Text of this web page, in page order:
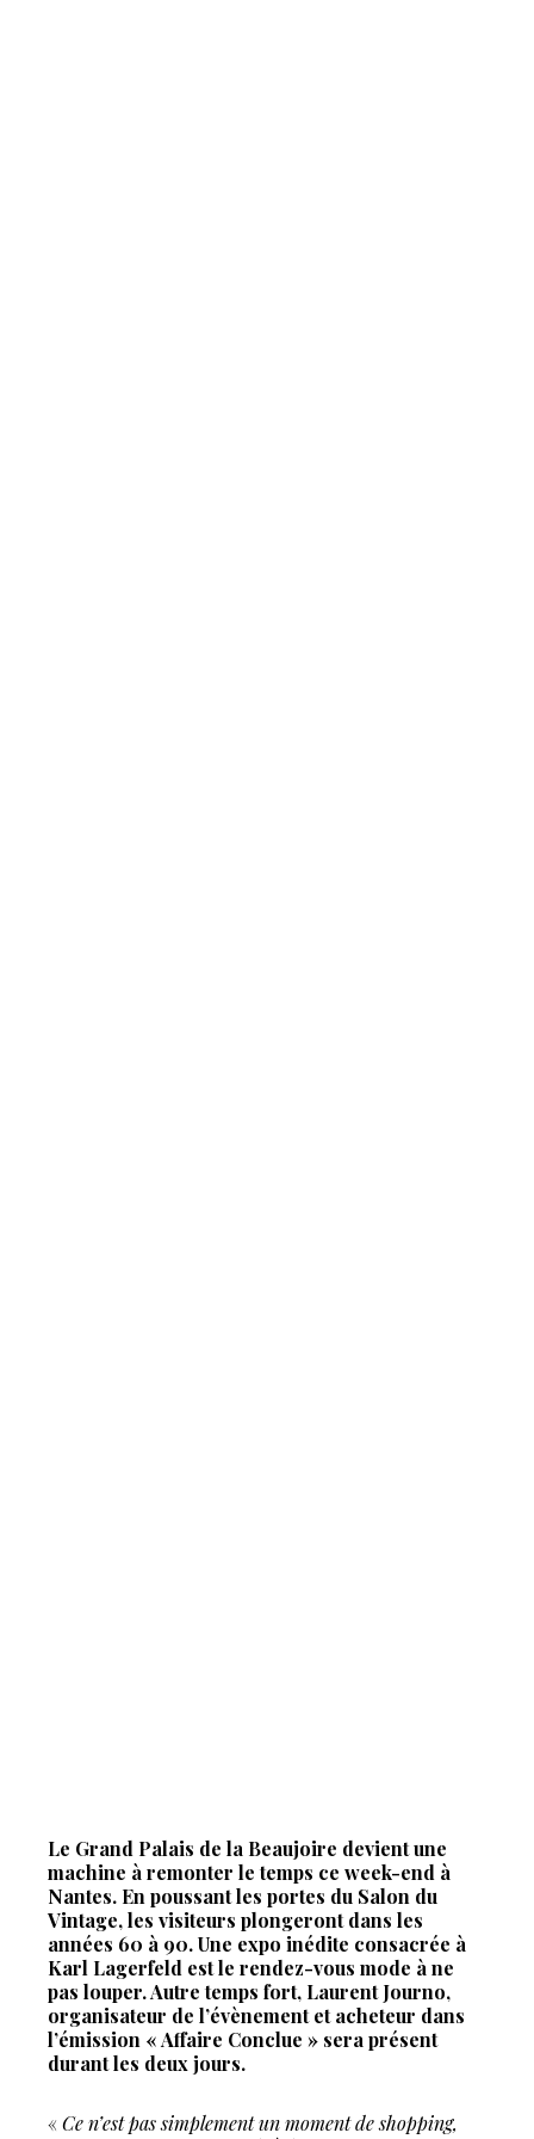
Le Grand Palais de la Beaujoire devient une
machine à remonter le temps ce week-end à
Nantes. En poussant les portes du Salon du
Vintage, les visiteurs plongeront dans les
années 60 à 90. Une expo inédite consacrée à
Karl Lagerfeld est le rendez-vous mode à ne
pas louper. Autre temps fort, Laurent Journo,
organisateur de l’évènement et acheteur dans
l’émission « Affaire Conclue » sera présent
durant les deux jours.
«Ce n’est pas simplement un moment de shopping,